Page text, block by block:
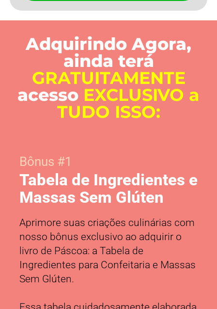
Adquirindo Agora,
ainda terá
GRATUITAMENTE
acesso EXCLUSIVO a
TUDO ISSO:
Bônus #1
Tabela de Ingredientes e
Massas Sem Glúten
Aprimore suas criações culinárias com
nosso bônus exclusivo ao adquirir o
livro de Páscoa: a Tabela de
Ingredientes para Confeitaria e Massas
Sem Glúten.